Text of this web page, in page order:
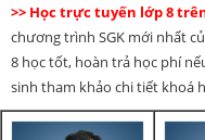
>> Học trực tuyến lớp 8
chương trình SGK mới nhất
8 học tốt, hoàn trả học phí
sinh tham khảo chi tiết khoá